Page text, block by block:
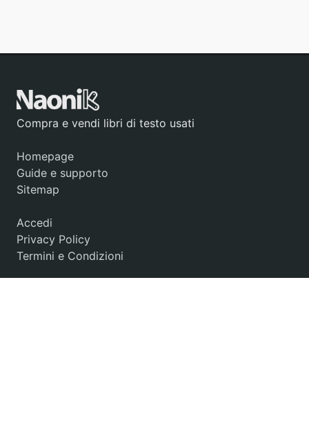
Compra e vendi libri di testo usati
Homepage
Guide e supporto
Sitemap
Accedi
Privacy Policy
Termini e Condizioni